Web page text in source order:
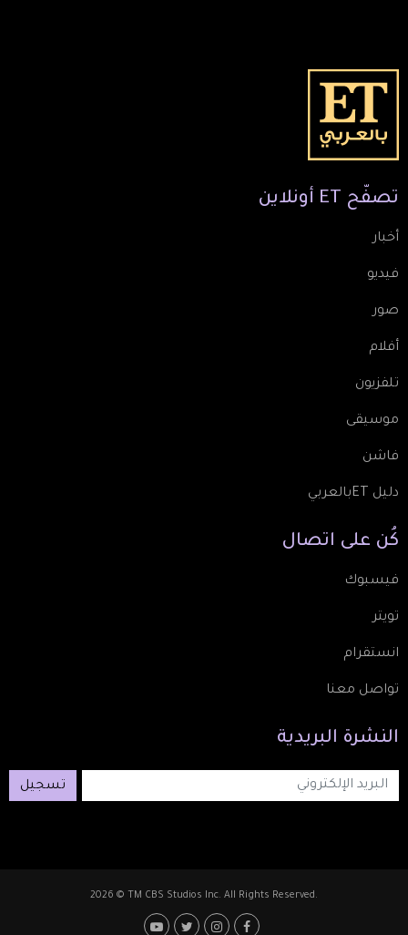
تصفّح ET أونلاين
أخبار
فيديو
صور
أفلام
تلفزيون
موسيقى
فاشن
دليل ETبالعربي
كُن على اتصال
فيسبوك
تويتر
انستقرام
تواصل معنا
النشرة البريدية
تسجيل
2026 © TM CBS Studios Inc. All Rights Reserved.
Footer: Social Media